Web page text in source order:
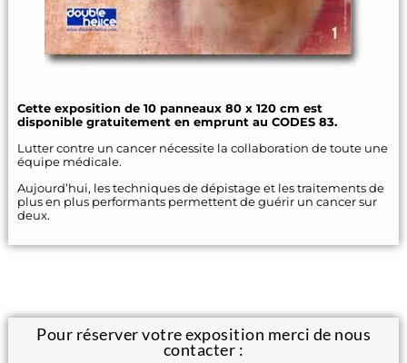
Cette exposition de 10 panneaux 80 x 120 cm est
disponible gratuitement en emprunt au CODES 83.
Lutter contre un cancer nécessite la collaboration de toute une
équipe médicale.
Aujourd’hui, les techniques de dépistage et les traitements de
plus en plus performants permettent de guérir un cancer sur
deux.
Pour réserver votre exposition merci de nous
contacter :